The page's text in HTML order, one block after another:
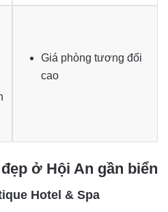
Giá phòng tương đối
cao
ở Hội An gần biển
Hotel & Spa